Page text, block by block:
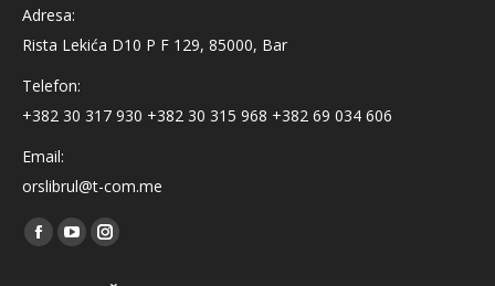
Adresa:
Rista Lekića D10 P F 129, 85000, Bar
Telefon:
+382 30 317 930 +382 30 315 968 +382 69 034 606
Email:
orslibrul@t-com.me
Find us on:
Facebook
YouTubeInstagram